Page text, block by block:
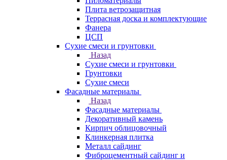
Плита ветрозащитная
Террасная доска и комплектующие
Фанера
ЦСП
Сухие смеси и грунтовки
Назад
Сухие смеси и грунтовки
Грунтовки
Сухие смеси
Фасадные материалы
Назад
Фасадные материалы
Декоративный камень
Кирпич облицовочный
Клинкерная плитка
Металл сайдинг
Фиброцементный сайдинг и